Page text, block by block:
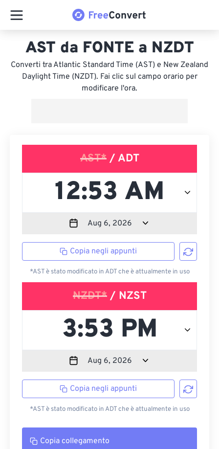
AST da FONTE a NZDT
Converti tra Atlantic Standard Time (AST) e New Zealand
Daylight Time (NZDT). Fai clic sul campo orario per
modificare l'ora.
AST*/ ADT
Copia negli appunti
*AST è stato modificato in ADT che è attualmente in uso
NZDT*/ NZST
Copia negli appunti
*AST è stato modificato in ADT che è attualmente in uso
Copia collegamento